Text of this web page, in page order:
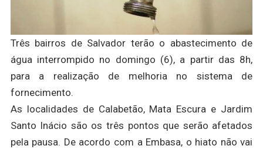
Três bairros de Salvador terão o abastecimento de
água interrompido no domingo (6), a partir das 8h,
para a realização de melhoria no sistema de
fornecimento.
As localidades de Calabetão, Mata Escura e Jardim
Santo Inácio são os três pontos que serão afetados
pela pausa. De acordo com a Embasa, o hiato não vai